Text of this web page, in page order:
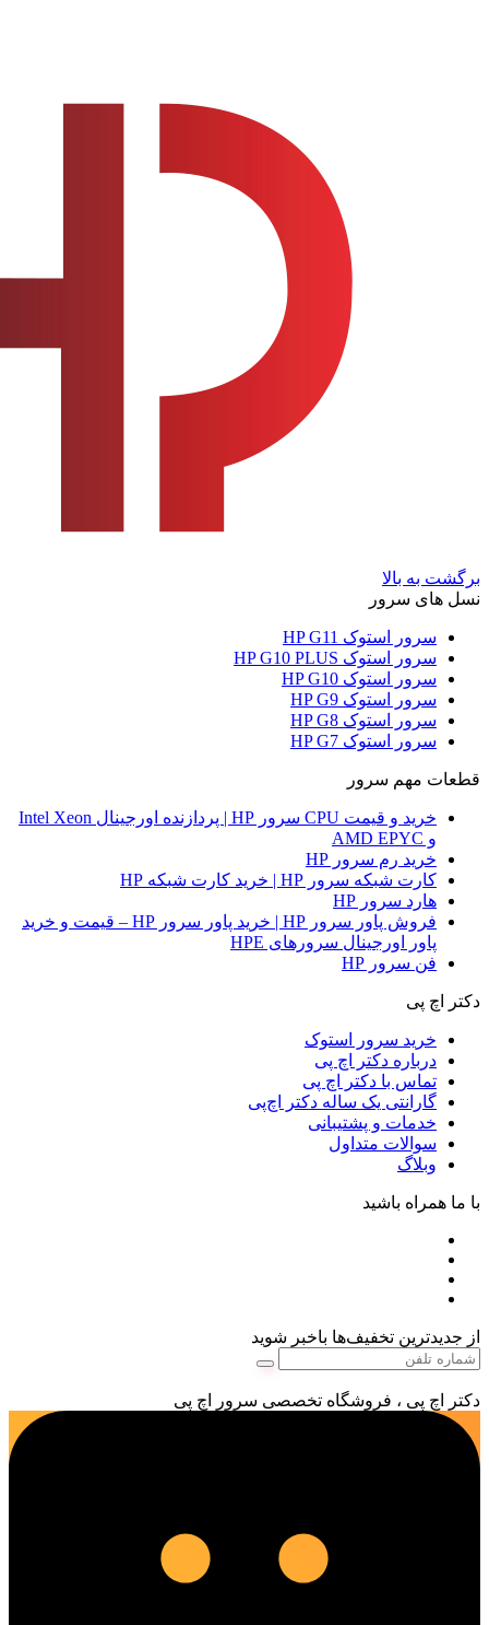
برگشت به بالا
نسل های سرور
سرور استوک HP G11
سرور استوک HP G10 PLUS
سرور استوک HP G10
سرور استوک HP G9
سرور استوک HP G8
سرور استوک HP G7
قطعات مهم سرور
خرید و قیمت CPU سرور HP | پردازنده اورجینال Intel Xeon
و AMD EPYC
خرید رم سرور HP
کارت شبکه سرور HP | خرید کارت شبکه HP
هارد سرور HP
فروش پاور سرور HP | خرید پاور سرور HP – قیمت و خرید
پاور اورجینال سرورهای HPE
فن سرور HP
دکتر اچ پی
خرید سرور استوک
درباره دکتر اچ پی
تماس با دکتر اچ پی
گارانتی یک ساله دکتر اچ‌پی
خدمات و پشتیبانی
سوالات متداول
وبلاگ
با ما همراه باشید
از جدیدترین تخفیف‌ها باخبر شوید
دکتر اچ پی ، فروشگاه تخصصی سرور اچ پی